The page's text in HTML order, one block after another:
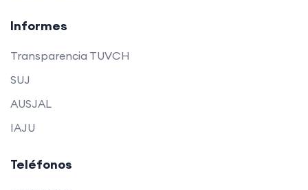
Informes
Transparencia TUVCH
SUJ
AUSJAL
IAJU
Teléfonos